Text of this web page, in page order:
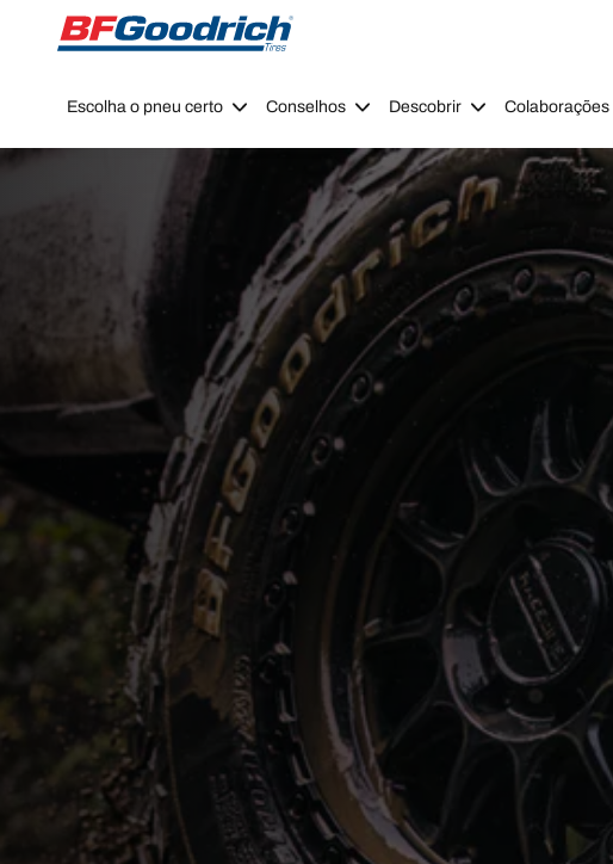
Go to page content
Go to page navigation
Escolha o pneu certo Conselhos Descobrir Colaborações